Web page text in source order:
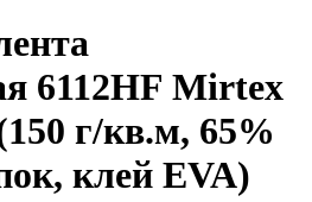
6112HF Mirtex
г/кв.м, 65%
клей EVA)